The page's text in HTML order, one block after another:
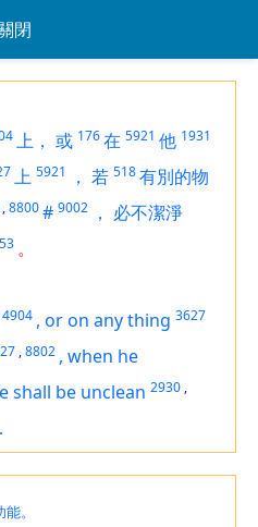
閉
上， 或 176在 5921 他 1931
上 5921 ， 若 518有別的物
,8800# 9002 ， 必不潔淨
。
4904 , or on any thing 3627
,8802 , when he
shall be unclean 2930 ,
.
。